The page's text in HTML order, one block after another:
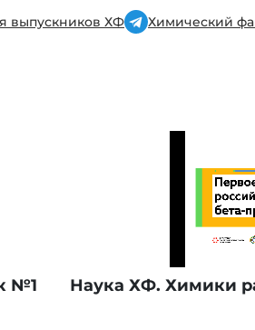
выпускников ХФ Химический
№1 Наука ХФ. Химики